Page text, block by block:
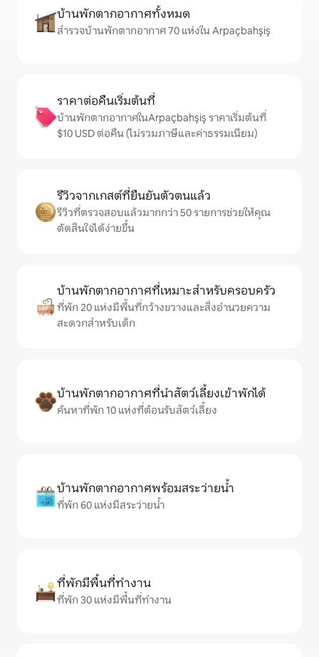
บ้านพักตากอากาศทั้งหมด
สำรวจบ้านพักตากอากาศ 70 แห่งใน Arpaçbahşiş
ราคาต่อคืนเริ่มต้นที่
บ้านพักตากอากาศในArpaçbahşiş ราคาเริ่มต้นที่
$10 USD ต่อคืน (ไม่รวมภาษีและค่าธรรมเนียม)
รีวิวจากเกสต์ที่ยืนยันตัวตนแล้ว
รีวิวที่ตรวจสอบแล้วมากกว่า 50 รายการช่วยให้คุณ
ตัดสินใจได้ง่ายขึ้น
บ้านพักตากอากาศที่เหมาะสำหรับครอบครัว
ที่พัก 20 แห่งมีพื้นที่กว้างขวางและสิ่งอำนวยความ
สะดวกสำหรับเด็ก
บ้านพักตากอากาศที่นำสัตว์เลี้ยงเข้าพักได้
ค้นหาที่พัก 10 แห่งที่ต้อนรับสัตว์เลี้ยง
บ้านพักตากอากาศพร้อมสระว่ายน้ำ
ที่พัก 60 แห่งมีสระว่ายน้ำ
ที่พักมีพื้นที่ทำงาน
ที่พัก 30 แห่งมีพื้นที่ทำงาน